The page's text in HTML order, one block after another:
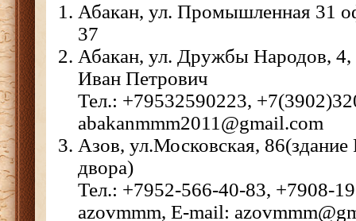
Абакан, ул. Промышленная 31
37
Абакан, ул. Дружбы Народов, 4,
Иван Петрович
Тел.: +79532590223,
abakanmmm2011@gmail.com
Азов, ул.Московская,
двора)
Тел.: +7952-566-40-83, +7908-
azovmmm, E-mail: